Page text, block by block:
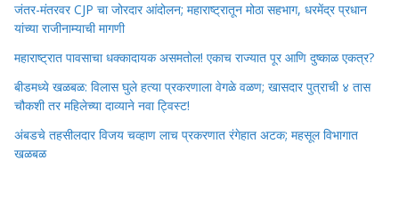
जंतर-मंतरवर CJP चा जोरदार आंदोलन; महाराष्ट्रातून मोठा सहभाग, धरमेंद्र प्रधान
यांच्या राजीनाम्याची मागणी
महाराष्ट्रात पावसाचा धक्कादायक असमतोल! एकाच राज्यात पूर आणि दुष्काळ एकत्र?
बीडमध्ये खळबळ: विलास घुले हत्या प्रकरणाला वेगळे वळण; खासदार पुत्राची ४ तास
चौकशी तर महिलेच्या दाव्याने नवा ट्विस्ट!
अंबडचे तहसीलदार विजय चव्हाण लाच प्रकरणात रंगेहात अटक; महसूल विभागात
खळबळ